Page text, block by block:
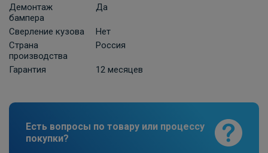
ПОД ЗАКАЗ ОТ 10 ДНЕЙ
11 740 ₽
В корзину
универсал /Seat Leon хетчбек /Leon ST
универсал / Volkswagen Golf VII хетчбек/
Демонтаж
бампера
Да
Сверление кузова
Нет
Страна
производства
Россия
Гарантия 12 месяцев
Есть вопросы по товару или процессу
покупки?